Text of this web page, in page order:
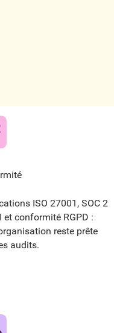
ISO 27001, SOC 2
et conformité RGPD :
reste prête
audits.